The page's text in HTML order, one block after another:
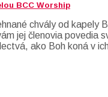
BCC Worship
chvály od kapely
jej členovia povedia
ako Boh koná v